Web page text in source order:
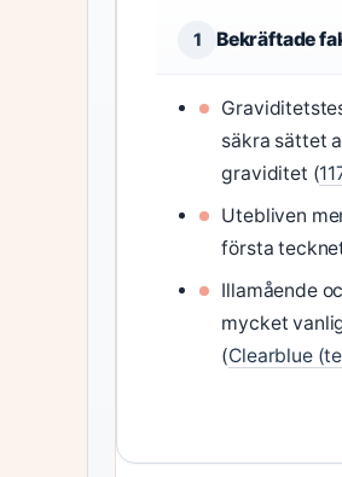
1 Bekräftade
säkra sättet
graviditet (
Utebliven
första
Illamående
mycket
(Clearblue